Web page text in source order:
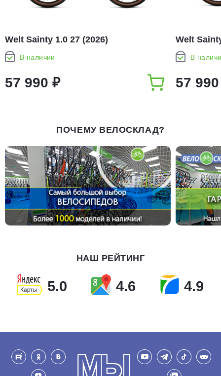
Welt Sainty 1.0 27 (2026)
В наличии
57 990 ₽
Welt
В
57
ПОЧЕМУ ВЕЛОСКЛАД?
НАШ РЕЙТИНГ
5.0 4.6 4.9
МЫ